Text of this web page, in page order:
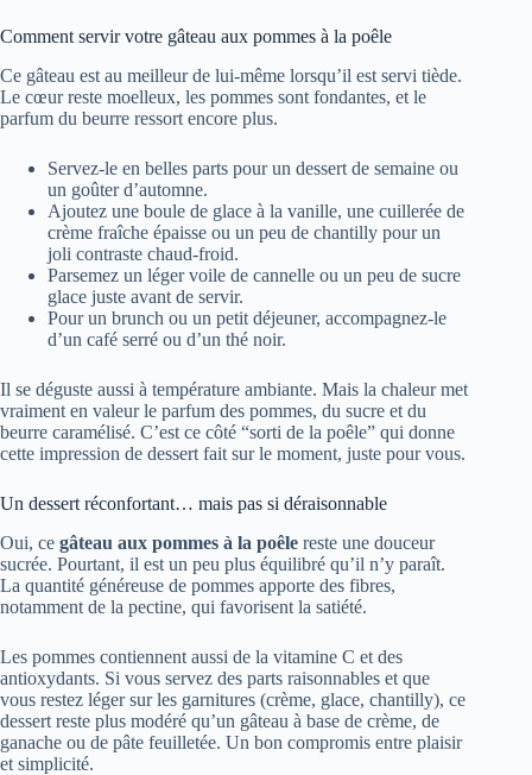
Comment servir votre gâteau aux pommes à la poêle
Ce gâteau est au meilleur de lui-même lorsqu’il est servi tiède.
Le cœur reste moelleux, les pommes sont fondantes, et le
parfum du beurre ressort encore plus.
Servez-le en belles parts pour un dessert de semaine ou
un goûter d’automne.
Ajoutez une boule de glace à la vanille, une cuillerée de
crème fraîche épaisse ou un peu de chantilly pour un
joli contraste chaud-froid.
Parsemez un léger voile de cannelle ou un peu de sucre
glace juste avant de servir.
Pour un brunch ou un petit déjeuner, accompagnez-le
d’un café serré ou d’un thé noir.
Il se déguste aussi à température ambiante. Mais la chaleur met
vraiment en valeur le parfum des pommes, du sucre et du
beurre caramélisé. C’est ce côté “sorti de la poêle” qui donne
cette impression de dessert fait sur le moment, juste pour vous.
Un dessert réconfortant… mais pas si déraisonnable
Oui, ce gâteau aux pommes à la poêle reste une douceur
sucrée. Pourtant, il est un peu plus équilibré qu’il n’y paraît.
La quantité généreuse de pommes apporte des fibres,
notamment de la pectine, qui favorisent la satiété.
Les pommes contiennent aussi de la vitamine C et des
antioxydants. Si vous servez des parts raisonnables et que
vous restez léger sur les garnitures (crème, glace, chantilly), ce
dessert reste plus modéré qu’un gâteau à base de crème, de
ganache ou de pâte feuilletée. Un bon compromis entre plaisir
et simplicité.